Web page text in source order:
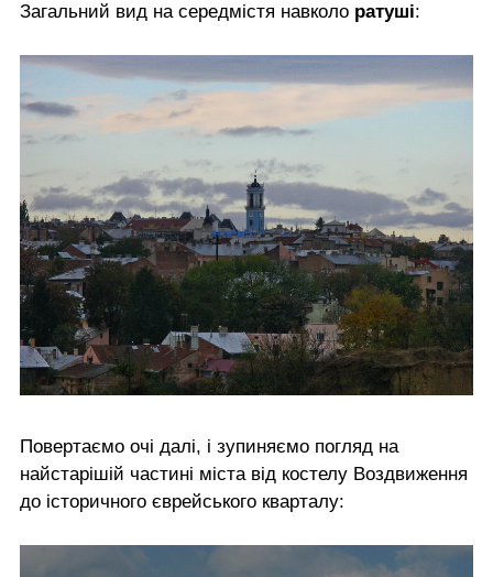
Загальний вид на середмістя навколо ратуші:
Повертаємо очі далі, і зупиняємо погляд на
найстарішій частині міста від костелу Воздвиження
до історичного єврейського кварталу: